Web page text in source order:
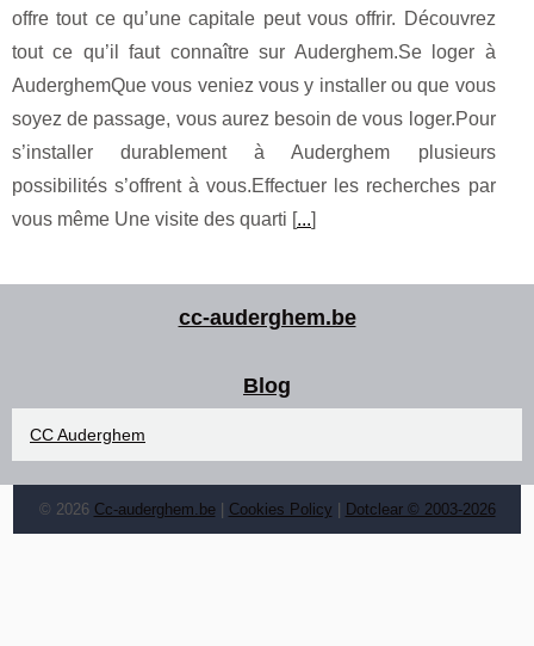
offre tout ce qu’une capitale peut vous offrir. Découvrez
tout ce qu’il faut connaître sur Auderghem.Se loger à
AuderghemQue vous veniez vous y installer ou que vous
soyez de passage, vous aurez besoin de vous loger.Pour
s’installer durablement à Auderghem plusieurs
possibilités s’offrent à vous.Effectuer les recherches par
vous même Une visite des quarti [...]
cc-auderghem.be
Blog
CC Auderghem
© 2026 Cc-auderghem.be| Cookies Policy Dotclear © 2003-2026